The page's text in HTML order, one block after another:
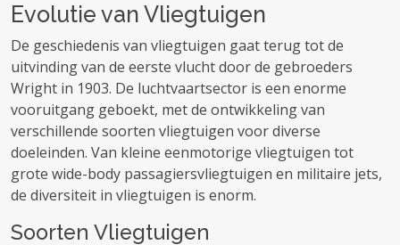
Evolutie van Vliegtuigen
De geschiedenis van vliegtuigen gaat terug tot de
uitvinding van de eerste vlucht door de gebroeders
Wright in 1903. De luchtvaartsector is een enorme
vooruitgang geboekt, met de ontwikkeling van
verschillende soorten vliegtuigen voor diverse
doeleinden. Van kleine eenmotorige vliegtuigen tot
grote wide-body passagiersvliegtuigen en militaire jets,
de diversiteit in vliegtuigen is enorm.
Soorten Vliegtuigen